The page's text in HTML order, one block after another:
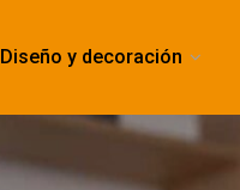
Diseño y decoración